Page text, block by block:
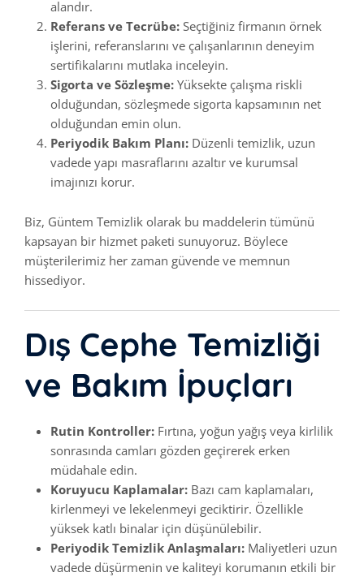
alandır.
Referans ve Tecrübe: Seçtiğiniz firmanın örnek
işlerini, referanslarını ve çalışanlarının deneyim
sertifikalarını mutlaka inceleyin.
Sigorta ve Sözleşme: Yüksekte çalışma riskli
olduğundan, sözleşmede sigorta kapsamının net
olduğundan emin olun.
Periyodik Bakım Planı: Düzenli temizlik, uzun
vadede yapı masraflarını azaltır ve kurumsal
imajınızı korur.
Biz, Güntem Temizlik olarak bu maddelerin tümünü
kapsayan bir hizmet paketi sunuyoruz. Böylece
müşterilerimiz her zaman güvende ve memnun
hissediyor.
Dış Cephe Temizliği
ve Bakım İpuçları
Rutin Kontroller: Fırtına, yoğun yağış veya kirlilik
sonrasında camları gözden geçirerek erken
müdahale edin.
Koruyucu Kaplamalar: Bazı cam kaplamaları,
kirlenmeyi ve lekelenmeyi geciktirir. Özellikle
yüksek katlı binalar için düşünülebilir.
Periyodik Temizlik Anlaşmaları: Maliyetleri uzun
vadede düşürmenin ve kaliteyi korumanın etkili bir